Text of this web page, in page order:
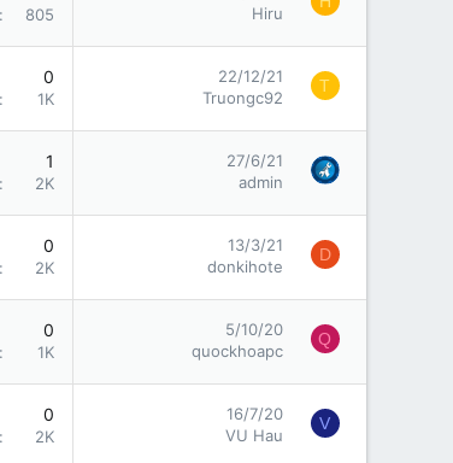
805
Hiru
0
1K
22/12/21
Truongc92
T
1
2K
27/6/21
admin
0
2K
13/3/21
donkihote
D
0
1K
5/10/20
quockhoapc
Q
0
2K
16/7/20
VU Hau
V